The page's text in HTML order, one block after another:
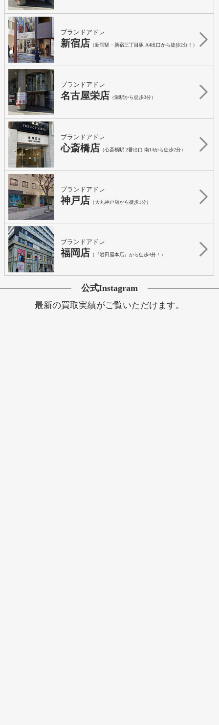
ブランドアドレ
新宿店 （新宿駅・新宿三丁目駅 A4出口から徒歩2分！）
ブランドアドレ
名古屋栄店 （栄駅から徒歩3分）
ブランドアドレ
心斎橋店 （心斎橋駅 2番出口 南14から徒歩2分）
ブランドアドレ
神戸店 （大丸神戸店から徒歩1分）
ブランドアドレ
福岡店 （『岩田屋本店』から徒歩3分！）
公式Instagram
最新の買取実績がご覧いただけます。